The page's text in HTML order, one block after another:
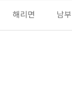
해리면 남